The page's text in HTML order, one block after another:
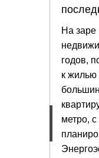
На заре
годов,
к жилью
метро,